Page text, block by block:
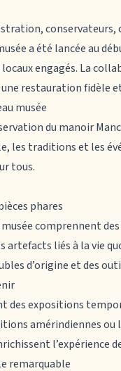
conservateurs,
a été lancée au
engagés. La
une restauration
musée
du manoir
les traditions et les
tous.
phares
comprennent
artefacts liés à la vie
d’origine et des
des expositions
amérindiennes
l’expérience
remarquable